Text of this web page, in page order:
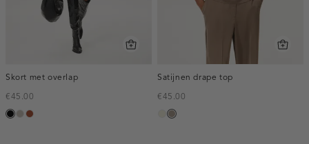
Skort met overlap
€45.00
zwart
taupe,
bruin
Satijnen drape top
€45.00
ecru
taupe,